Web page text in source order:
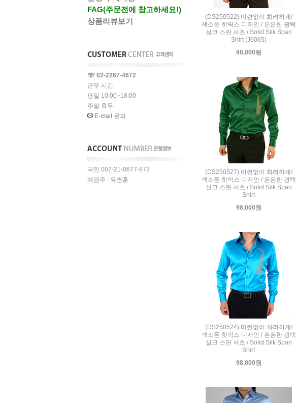
FAG(주문전에 참고하세요!)
상품리뷰보기
☏ 02-2267-4672
근무 시간
평일 10:00~18:00
주말 휴무
E-mail 문의
국민 007-21-0677-873
예금주 : 유병훈
(DS250522) 미련없이 화려하게/
색소폰 핫픽스 디자인 / 은은한 광택
실크 스판 셔츠 / Solid Silk Span
Shirt (J6065)
98,000원
(DS250527) 미련없이 화려하게/
색소폰 핫픽스 디자인 / 은은한 광택
실크 스판 셔츠 / Solid Silk Span
Shirt
98,000원
(DS250524) 미련없이 화려하게/
색소폰 핫픽스 디자인 / 은은한 광택
실크 스판 셔츠 / Solid Silk Span
Shirt
98,000원